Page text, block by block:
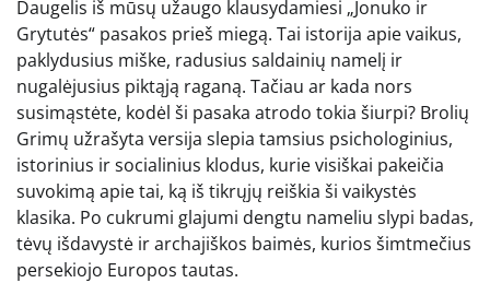
Daugelis iš mūsų užaugo klausydamiesi „Jonuko ir
Grytutės“ pasakos prieš miegą. Tai istorija apie vaikus,
paklydusius miške, radusius saldainių namelį ir
nugalėjusius piktąją raganą. Tačiau ar kada nors
susimąstėte, kodėl ši pasaka atrodo tokia šiurpi? Brolių
Grimų užrašyta versija slepia tamsius psichologinius,
istorinius ir socialinius klodus, kurie visiškai pakeičia
suvokimą apie tai, ką iš tikrųjų reiškia ši vaikystės
klasika. Po cukrumi glajumi dengtu nameliu slypi badas,
tėvų išdavystė ir archajiškos baimės, kurios šimtmečius
persekiojo Europos tautas.